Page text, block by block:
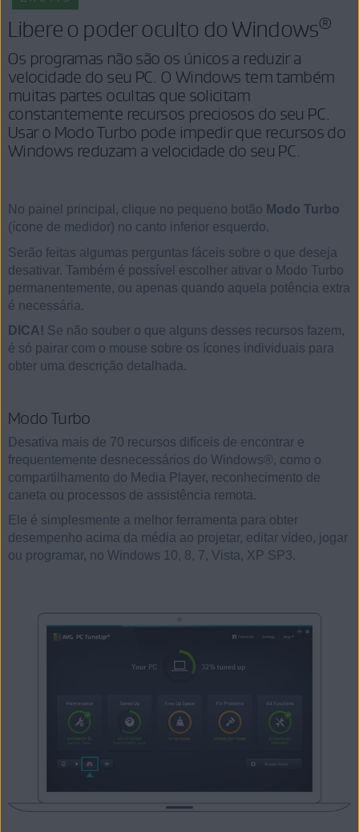
Libere o poder oculto do Windows®
Os programas não são os únicos a reduzir a
velocidade do seu PC. O Windows tem também
muitas partes ocultas que solicitam
constantemente recursos preciosos do seu PC.
Usar o Modo Turbo pode impedir que recursos do
Windows reduzam a velocidade do seu PC.
No painel principal, clique no pequeno botão Modo Turbo
(ícone de medidor) no canto inferior esquerdo.
Serão feitas algumas perguntas fáceis sobre o que deseja
desativar. Também é possível escolher ativar o Modo Turbo
permanentemente, ou apenas quando aquela potência extra
é necessária.
DICA! Se não souber o que alguns desses recursos fazem,
é só pairar com o mouse sobre os ícones individuais para
obter uma descrição detalhada.
Modo Turbo
Desativa mais de 70 recursos difíceis de encontrar e
frequentemente desnecessários do Windows®, como o
compartilhamento do Media Player, reconhecimento de
caneta ou processos de assistência remota.
Ele é simplesmente a melhor ferramenta para obter
desempenho acima da média ao projetar, editar vídeo, jogar
ou programar, no Windows 10, 8, 7, Vista, XP SP3.